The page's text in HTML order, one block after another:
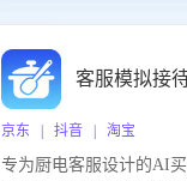
客服模拟接
京东 | 抖音 | 淘宝
专为厨电客服设计的AI